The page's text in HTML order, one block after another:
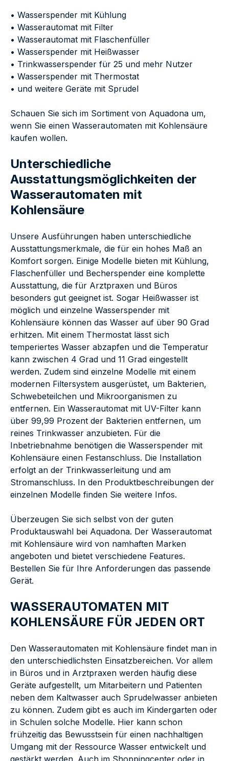
• Wasserspender mit Kühlung
• Wasserautomat mit Filter
• Wasserautomat mit Flaschenfüller
• Wasserspender mit Heißwasser
• Trinkwasserspender für 25 und mehr Nutzer
• Wasserspender mit Thermostat
• und weitere Geräte mit Sprudel
Schauen Sie sich im Sortiment von Aquadona um,
wenn Sie einen Wasserautomaten mit Kohlensäure
kaufen wollen.
Unterschiedliche
Ausstattungsmöglichkeiten der
Wasserautomaten mit
Kohlensäure
Unsere Ausführungen haben unterschiedliche
Ausstattungsmerkmale, die für ein hohes Maß an
Komfort sorgen. Einige Modelle bieten mit Kühlung,
Flaschenfüller und Becherspender eine komplette
Ausstattung, die für Arztpraxen und Büros
besonders gut geeignet ist. Sogar Heißwasser ist
möglich und einzelne Wasserspender mit
Kohlensäure können das Wasser auf über 90 Grad
erhitzen. Mit einem Thermostat lässt sich
temperiertes Wasser abzapfen und die Temperatur
kann zwischen 4 Grad und 11 Grad eingestellt
werden. Zudem sind einzelne Modelle mit einem
modernen Filtersystem ausgerüstet, um Bakterien,
Schwebeteilchen und Mikroorganismen zu
entfernen. Ein Wasserautomat mit UV-Filter kann
über 99,99 Prozent der Bakterien entfernen, um
reines Trinkwasser anzubieten. Für die
Inbetriebnahme benötigen die Wasserspender mit
Kohlensäure einen Festanschluss. Die Installation
erfolgt an der Trinkwasserleitung und am
Stromanschluss. In den Produktbeschreibungen der
einzelnen Modelle finden Sie weitere Infos.
Überzeugen Sie sich selbst von der guten
Produktauswahl bei Aquadona. Der Wasserautomat
mit Kohlensäure wird von namhaften Marken
angeboten und bietet verschiedene Features.
Bestellen Sie für Ihre Anforderungen das passende
Gerät.
WASSERAUTOMATEN MIT
KOHLENSÄURE FÜR JEDEN ORT
Den Wasserautomaten mit Kohlensäure findet man in
den unterschiedlichsten Einsatzbereichen. Vor allem
in Büros und in Arztpraxen werden häufig diese
Geräte aufgestellt, um Mitarbeitern und Patienten
neben dem Kaltwasser auch Sprudelwasser anbieten
zu können. Zudem gibt es auch im Kindergarten oder
in Schulen solche Modelle. Hier kann schon
frühzeitig das Bewusstsein für einen nachhaltigen
Umgang mit der Ressource Wasser entwickelt und
gestärkt werden. Auch im Shoppingcenter oder in